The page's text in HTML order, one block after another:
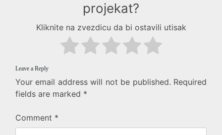
projekat?
Kliknite na zvezdicu da bi ostavili utisak
Leave a Reply
Your email address will not be published. Required
fields are marked *
Comment *